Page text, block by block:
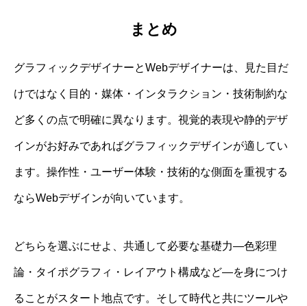
まとめ
グラフィックデザイナーとWebデザイナーは、見た目だ
けではなく目的・媒体・インタラクション・技術制約な
ど多くの点で明確に異なります。視覚的表現や静的デザ
インがお好みであればグラフィックデザインが適してい
ます。操作性・ユーザー体験・技術的な側面を重視する
ならWebデザインが向いています。
どちらを選ぶにせよ、共通して必要な基礎力—色彩理
論・タイポグラフィ・レイアウト構成など—を身につけ
ることがスタート地点です。そして時代と共にツールや